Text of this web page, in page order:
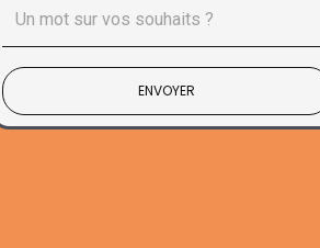
ENVOYER